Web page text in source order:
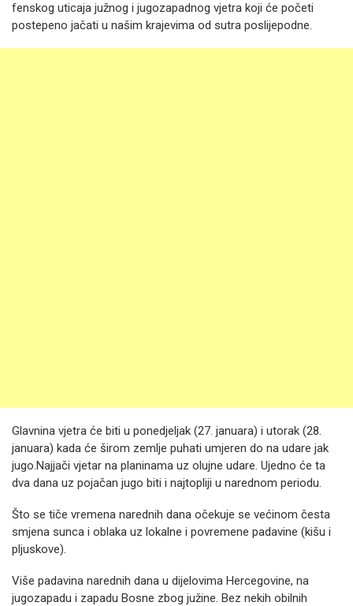
fenskog uticaja južnog i jugozapadnog vjetra koji će početi
postepeno jačati u našim krajevima od sutra poslijepodne.
Glavnina vjetra će biti u ponedjeljak (27. januara) i utorak (28.
januara) kada će širom zemlje puhati umjeren do na udare jak
jugo.Najjači vjetar na planinama uz olujne udare. Ujedno će ta
dva dana uz pojačan jugo biti i najtopliji u narednom periodu.
Što se tiče vremena narednih dana očekuje se većinom česta
smjena sunca i oblaka uz lokalne i povremene padavine (kišu i
pljuskove).
Više padavina narednih dana u dijelovima Hercegovine, na
jugozapadu i zapadu Bosne zbog južine. Bez nekih obilnih